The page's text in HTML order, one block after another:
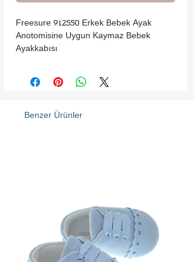
Freesure 912550 Erkek Bebek Ayak
Anotomisine Uygun Kaymaz Bebek
Ayakkabısı
Benzer Ürünler